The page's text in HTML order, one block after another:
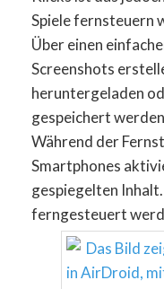
Spiele fernsteuern
Über einen
Screenshots
heruntergeladen
gespeichert
Während der
Smartphones
gespiegelten
ferngesteuert